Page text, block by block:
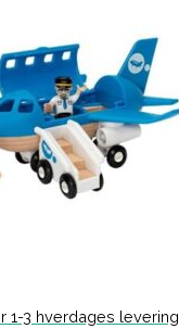
1-3 hverdages levering